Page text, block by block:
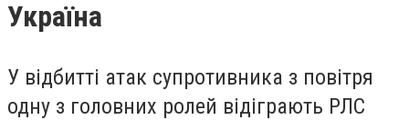
Україна
У відбитті атак супротивника з повітря
одну з головних ролей відіграють РЛС